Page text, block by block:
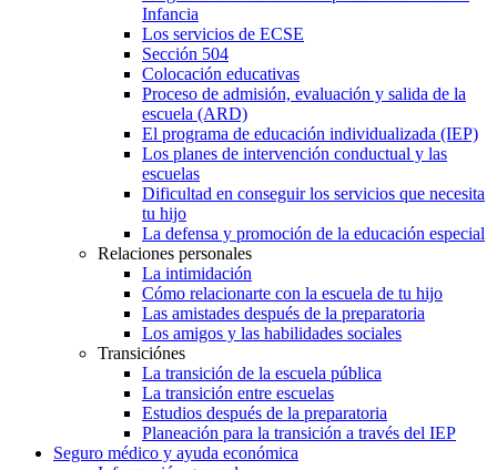
Infancia
Los servicios de ECSE
Sección 504
Colocación educativas
Proceso de admisión, evaluación y salida de la
escuela (ARD)
El programa de educación individualizada (IEP)
Los planes de intervención conductual y las
escuelas
Dificultad en conseguir los servicios que necesita
tu hijo
La defensa y promoción de la educación especial
Relaciones personales
La intimidación
Cómo relacionarte con la escuela de tu hijo
Las amistades después de la preparatoria
Los amigos y las habilidades sociales
Transiciónes
La transición de la escuela pública
La transición entre escuelas
Estudios después de la preparatoria
Planeación para la transición a través del IEP
Seguro médico y ayuda económica